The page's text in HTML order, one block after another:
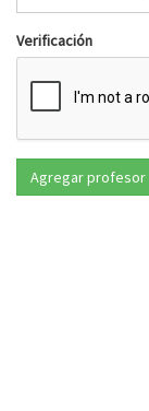
Verificación